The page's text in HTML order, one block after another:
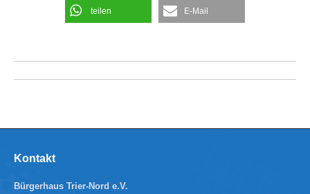
teilen E-Mail
Kontakt
Bürgerhaus Trier-Nord e.V.